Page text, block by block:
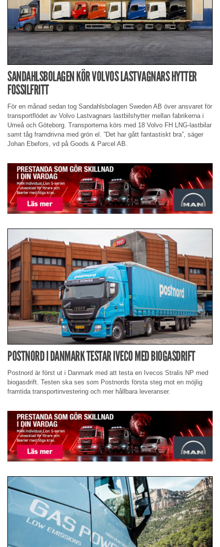
SANDAHLSBOLAGEN KÖR VOLVOS LASTVAGNARS HYTTER
FOSSILFRITT
För en månad sedan tog Sandahlsbolagen Sweden AB över ansvaret för
transportflödet av Volvo Lastvagnars lastbilshytter mellan fabrikerna i
Umeå och Göteborg. Transporterna körs med 18 Volvo FH LNG-lastbilar
samt tåg framdrivna med grön el. ”Det har gått fantastiskt bra”, säger
Johan Ebefors, vd på Goods & Parcel AB.
POSTNORD I DANMARK TESTAR IVECO MED BIOGASDRIFT
Postnord är först ut i Danmark med att testa en Ivecos Stralis NP med
biogasdrift. Testen ska ses som Postnords första steg mot en möjlig
framtida transportinvestering och mer hållbara leveranser.